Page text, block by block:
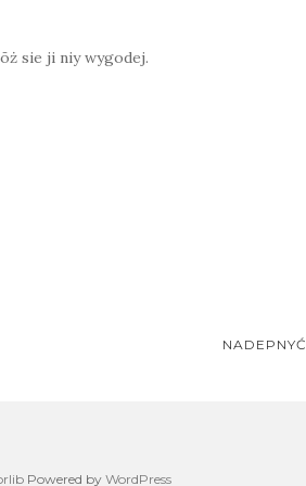
sie ji niy wygodej.
NADEPNYĆ
Powered by WordPress